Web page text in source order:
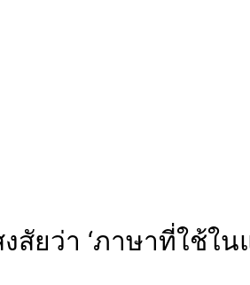
สัยว่า ‘ภาษาที่ใช้ใน